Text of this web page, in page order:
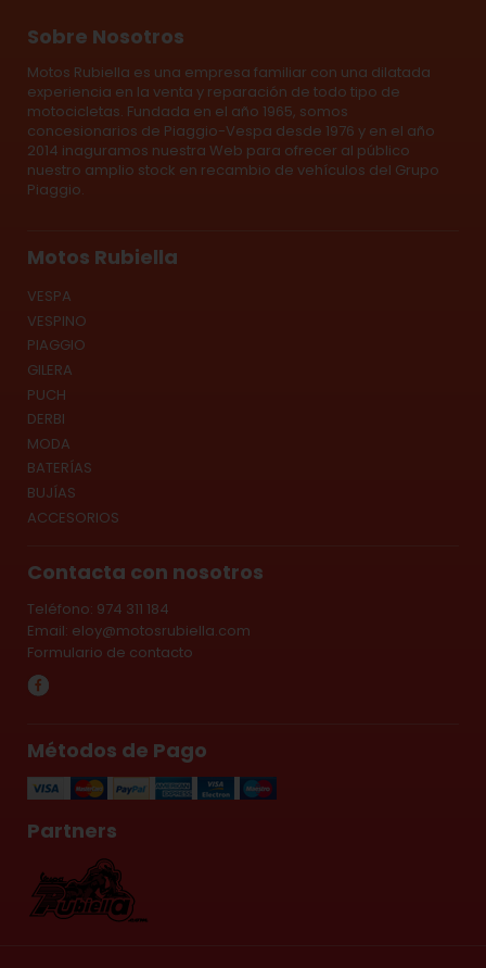
Sobre Nosotros
Motos Rubiella es una empresa familiar con una dilatada
experiencia en la venta y reparación de todo tipo de
motocicletas. Fundada en el año 1965, somos
concesionarios de Piaggio-Vespa desde 1976 y en el año
2014 inaguramos nuestra Web para ofrecer al público
nuestro amplio stock en recambio de vehículos del Grupo
Piaggio.
Motos Rubiella
VESPA
VESPINO
PIAGGIO
GILERA
PUCH
DERBI
MODA
BATERÍAS
BUJÍAS
ACCESORIOS
Contacta con nosotros
Teléfono: 974 311 184
Email: eloy@motosrubiella.com
Formulario de contacto
Métodos de Pago
Partners